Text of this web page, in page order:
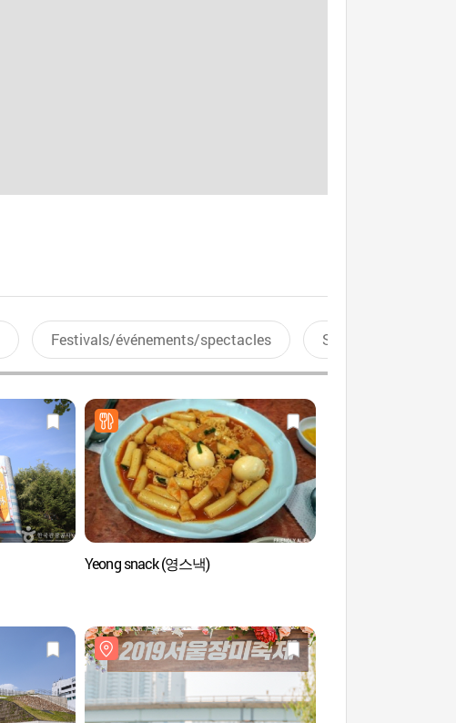
Festivals/événements/spectacles Sports aquatiques
Yeong snack (영스낵)